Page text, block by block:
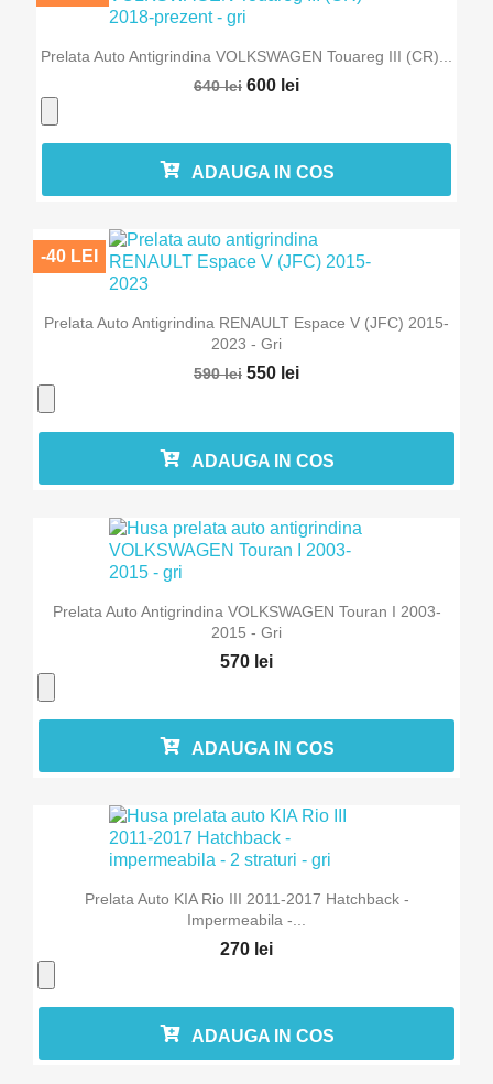
Prelata Auto Antigrindina VOLKSWAGEN Touareg III (CR)...
640 lei 600 lei
ADAUGA IN COS
Prelata Auto Antigrindina RENAULT Espace V (JFC) 2015-
2023 - Gri
590 lei 550 lei
-40 LEI
ADAUGA IN COS
Prelata Auto Antigrindina VOLKSWAGEN Touran I 2003-
2015 - Gri
570 lei
ADAUGA IN COS
Prelata Auto KIA Rio III 2011-2017 Hatchback -
Impermeabila -...
270 lei
ADAUGA IN COS